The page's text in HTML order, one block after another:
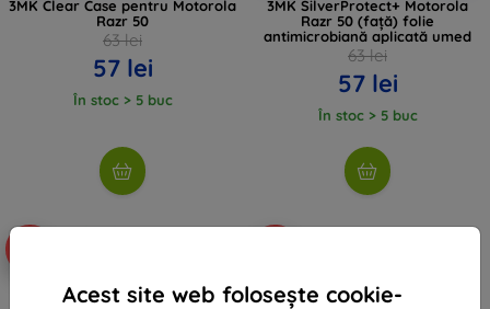
Acest site web folosește cookie-
3MK Clear Case pentru Motorola
Razr 50
63 lei
57 lei
În stoc > 5 buc
3MK SilverProtect+ Motorola
Razr 50 (față) folie
antimicrobiană aplicată umed
63 lei
57 lei
În stoc > 5 buc